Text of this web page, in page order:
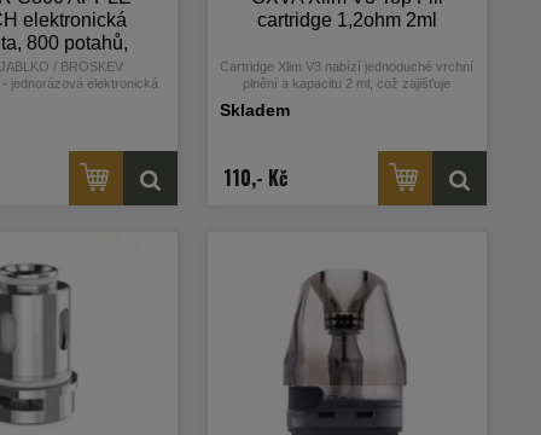
elektronická
800 potahů,
nikotinu
/ BROSKEV
jednorázová elektronická
cartridge 1,2ohm 2ml
Cartridge Xlim V3 nabízí jednoduché vrchní
plnění a kapacitu 2 ml, což zajišťuje
Skladem
110,- Kč